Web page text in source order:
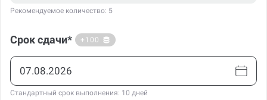
Рекомендуемое количество: 5
Срок сдачи* +100
Стандартный срок выполнения: 10 дней